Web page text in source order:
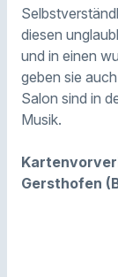
diesen
und in einen
geben sie
Salon sind in
Musik.
Gersthofen